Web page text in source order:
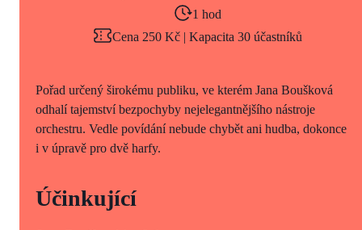
1 hod
Cena 250 Kč | Kapacita 30 účastníků
Pořad určený širokému publiku, ve kterém Jana Boušková
odhalí tajemství bezpochyby nejelegantnějšího nástroje
orchestru. Vedle povídání nebude chybět ani hudba, dokonce
i v úpravě pro dvě harfy.
Účinkující